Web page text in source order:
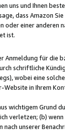
uns und Ihnen
dass Amazon
oder einer
ist.
Anmeldung für die
schriftliche
wobei eine
Website in Ihrem
wichtigem Grund
verletzen; (b)
unserer